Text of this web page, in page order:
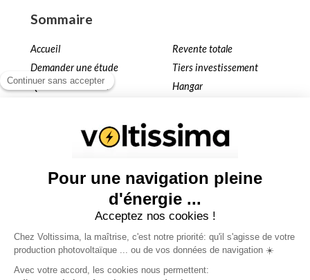
Sites partenaires
Sommaire
louersonterrain.fr
hangarsolaire.fr
collectivitelocale.fr
ombrierephotovoltaique.fr
autoconsommation.pro
Accueil
Demander une étude
Qui sommes nous ?
Installation KER4YOU
Revente totale
Tiers investissement
Hangar
Ombrière
Terrain